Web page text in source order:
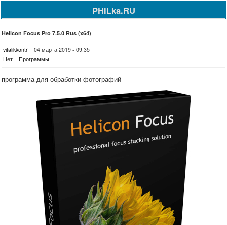
PHILka.RU
Helicon Focus Pro 7.5.0 Rus (x64)
vitalikkontr
04 марта 2019 - 09:35
Нет
Программы
программа для обработки фотографий